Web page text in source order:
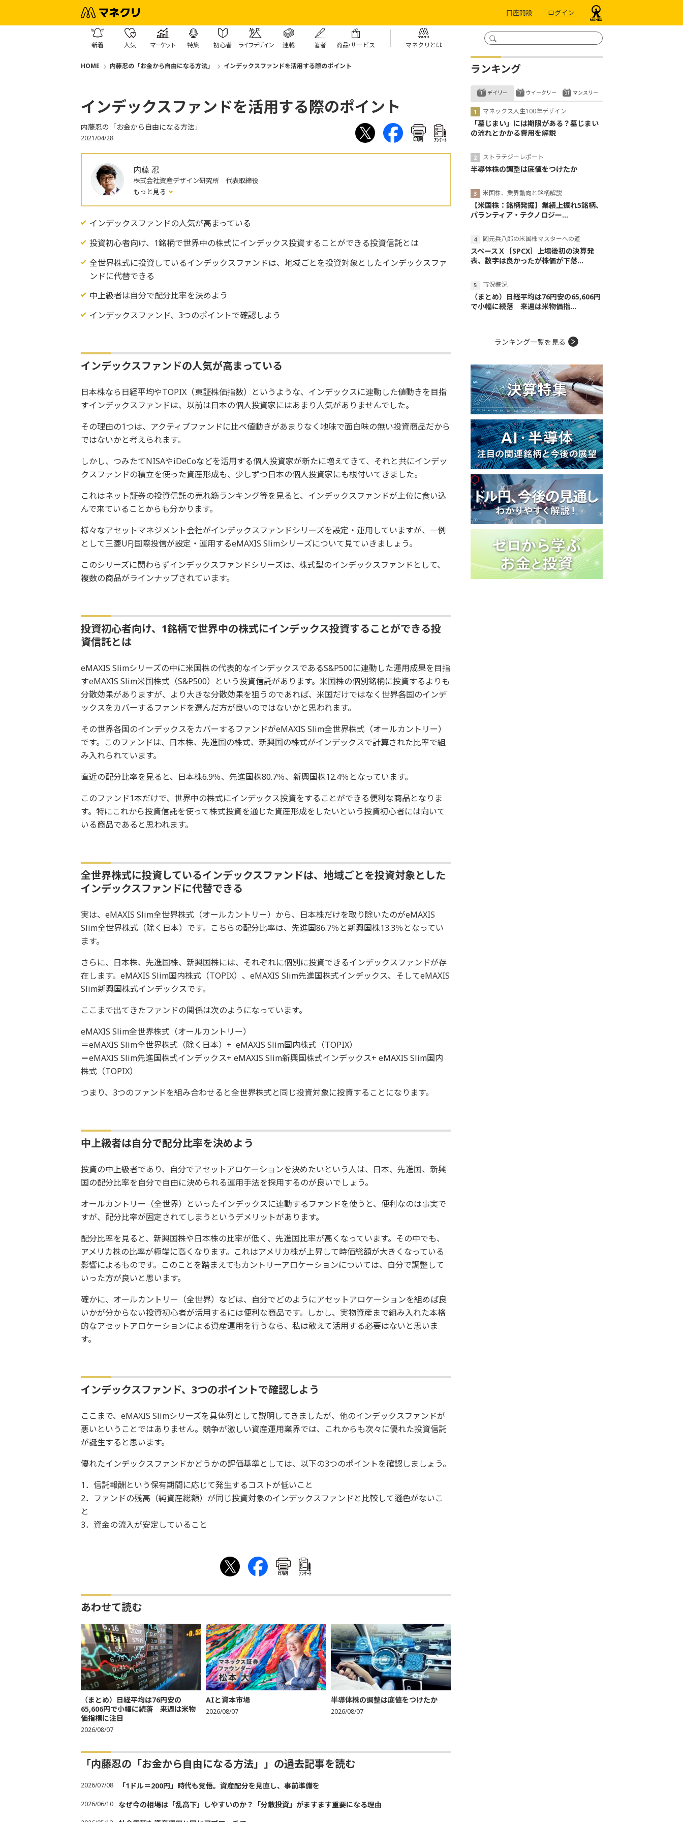
口座開設 ログイン
新着 人気 マーケット 特集 初心者 ライフデザイン 連載 著者 商品・サービス マネクリとは
HOME 内藤忍の「お金から自由になる方法」 インデックスファンドを活用する際のポイント
インデックスファンドを活用する際のポイント
内藤忍の「お金から自由になる方法」
2021/04/28 印刷 ｱﾝｹｰﾄ
内藤 忍
株式会社資産デザイン研究所 代表取締役
もっと見る
インデックスファンドの人気が高まっている
投資初心者向け、1銘柄で世界中の株式にインデックス投資することができる投資信託とは
全世界株式に投資しているインデックスファンドは、地域ごとを投資対象としたインデックスファ
ンドに代替できる
中上級者は自分で配分比率を決めよう
インデックスファンド、3つのポイントで確認しよう
インデックスファンドの人気が高まっている
日本株なら日経平均やTOPIX（東証株価指数）というような、インデックスに連動した値動きを目指
すインデックスファンドは、以前は日本の個人投資家にはあまり人気がありませんでした。
その理由の1つは、アクティブファンドに比べ値動きがあまりなく地味で面白味の無い投資商品だから
ではないかと考えられます。
しかし、つみたてNISAやiDeCoなどを活用する個人投資家が新たに増えてきて、それと共にインデッ
クスファンドの積立を使った資産形成も、少しずつ日本の個人投資家にも根付いてきました。
これはネット証券の投資信託の売れ筋ランキング等を見ると、インデックスファンドが上位に食い込
んで来ていることからも分かります。
様々なアセットマネジメント会社がインデックスファンドシリーズを設定・運用していますが、一例
として三菱UFJ国際投信が設定・運用するeMAXIS Slimシリーズについて見ていきましょう。
このシリーズに関わらずインデックスファンドシリーズは、株式型のインデックスファンドとして、
複数の商品がラインナップされています。
投資初心者向け、1銘柄で世界中の株式にインデックス投資することができる投
資信託とは
eMAXIS Slimシリーズの中に米国株の代表的なインデックスであるS&P500に連動した運用成果を目指
すeMAXIS Slim米国株式（S&P500）という投資信託があります。米国株の個別銘柄に投資するよりも
分散効果がありますが、より大きな分散効果を狙うのであれば、米国だけではなく世界各国のインデ
ックスをカバーするファンドを選んだ方が良いのではないかと思われます。
その世界各国のインデックスをカバーするファンドがeMAXIS Slim全世界株式（オールカントリー）
です。このファンドは、日本株、先進国の株式、新興国の株式がインデックスで計算された比率で組
み入れられています。
直近の配分比率を見ると、日本株6.9％、先進国株80.7％、新興国株12.4％となっています。
このファンド1本だけで、世界中の株式にインデックス投資をすることができる便利な商品となりま
す。特にこれから投資信託を使って株式投資を通じた資産形成をしたいという投資初心者には向いて
いる商品であると思われます。
全世界株式に投資しているインデックスファンドは、地域ごとを投資対象とした
インデックスファンドに代替できる
実は、eMAXIS Slim全世界株式（オールカントリー）から、日本株だけを取り除いたのがeMAXIS
Slim全世界株式（除く日本）です。こちらの配分比率は、先進国86.7％と新興国株13.3％となってい
ます。
さらに、日本株、先進国株、新興国株には、それぞれに個別に投資できるインデックスファンドが存
在します。eMAXIS Slim国内株式（TOPIX）、eMAXIS Slim先進国株式インデックス、そしてeMAXIS
Slim新興国株式インデックスです。
ここまで出てきたファンドの関係は次のようになっています。
eMAXIS Slim全世界株式（オールカントリー）
＝eMAXIS Slim全世界株式（除く日本）+ eMAXIS Slim国内株式（TOPIX）
＝eMAXIS Slim先進国株式インデックス+ eMAXIS Slim新興国株式インデックス+ eMAXIS Slim国内
株式（TOPIX）
つまり、3つのファンドを組み合わせると全世界株式と同じ投資対象に投資することになります。
中上級者は自分で配分比率を決めよう
投資の中上級者であり、自分でアセットアロケーションを決めたいという人は、日本、先進国、新興
国の配分比率を自分で自由に決められる運用手法を採用するのが良いでしょう。
オールカントリー（全世界）といったインデックスに連動するファンドを使うと、便利なのは事実で
すが、配分比率が固定されてしまうというデメリットがあります。
配分比率を見ると、新興国株や日本株の比率が低く、先進国比率が高くなっています。その中でも、
アメリカ株の比率が極端に高くなります。これはアメリカ株が上昇して時価総額が大きくなっている
影響によるものです。このことを踏まえてもカントリーアロケーションについては、自分で調整して
いった方が良いと思います。
確かに、オールカントリー（全世界）などは、自分でどのようにアセットアロケーションを組めば良
いかが分からない投資初心者が活用するには便利な商品です。しかし、実物資産まで組み入れた本格
的なアセットアロケーションによる資産運用を行うなら、私は敢えて活用する必要はないと思いま
す。
インデックスファンド、3つのポイントで確認しよう
ここまで、eMAXIS Slimシリーズを具体例として説明してきましたが、他のインデックスファンドが
悪いということではありません。競争が激しい資産運用業界では、これからも次々に優れた投資信託
が誕生すると思います。
優れたインデックスファンドかどうかの評価基準としては、以下の3つのポイントを確認しましょう。
1．信託報酬という保有期間に応じて発生するコストが低いこと
2．ファンドの残高（純資産総額）が同じ投資対象のインデックスファンドと比較して遜色がないこ
と
3．資金の流入が安定していること
印刷 ｱﾝｹｰﾄ
あわせて読む
（まとめ）日経平均は76円安の
65,606円で小幅に続落 来週は米物
価指標に注目
2026/08/07
AIと資本市場
2026/08/07
半導体株の調整は底値をつけたか
2026/08/07
「内藤忍の「お金から自由になる方法」」の過去記事を読む
2026/07/08 「1ドル＝200円」時代も覚悟。資産配分を見直し、事前準備を
2026/06/10 なぜ今の相場は「乱高下」しやすいのか？「分散投資」がますます重要になる理由
ランキング
デイリー
マネックス人生100年デザイン
「墓じまい」には期限がある？墓じまい
の流れとかかる費用を解説
ストラテジーレポート
半導体株の調整は底値をつけたか
米国株、業界動向と銘柄解説
【米国株：銘柄発掘】業績上振れ5銘柄、
パランティア・テクノロジー...
岡元兵八郎の米国株マスターへの道
スペースＸ［SPCX］上場後初の決算発
表、数字は良かったが株価が下落...
市況概況
（まとめ）日経平均は76円安の65,606円
で小幅に続落 来週は米物価指...
ウイークリー マンスリー
ランキング一覧を見る